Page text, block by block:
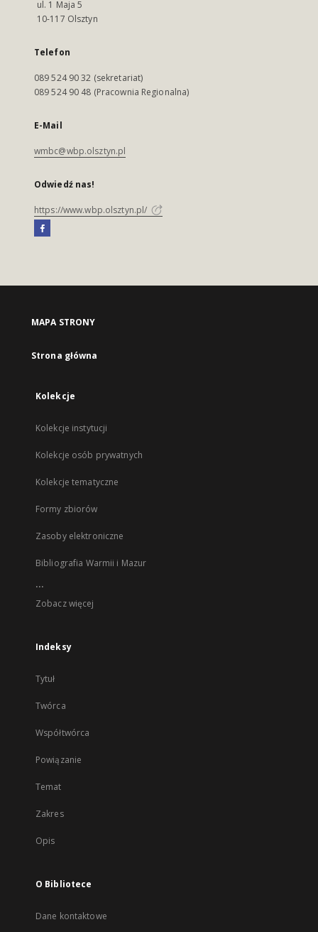
ul. 1 Maja 5
10-117 Olsztyn
Telefon
089 524 90 32 (sekretariat)
089 524 90 48 (Pracownia Regionalna)
E-Mail
wmbc@wbp.olsztyn.pl
Odwiedź nas!
https://www.wbp.olsztyn.pl/
MAPA STRONY
Strona główna
Kolekcje
Kolekcje instytucji
Kolekcje osób prywatnych
Kolekcje tematyczne
Formy zbiorów
Zasoby elektroniczne
Bibliografia Warmii i Mazur
...
Zobacz więcej
Indeksy
Tytuł
Twórca
Współtwórca
Powiązanie
Temat
Zakres
Opis
O Bibliotece
Dane kontaktowe